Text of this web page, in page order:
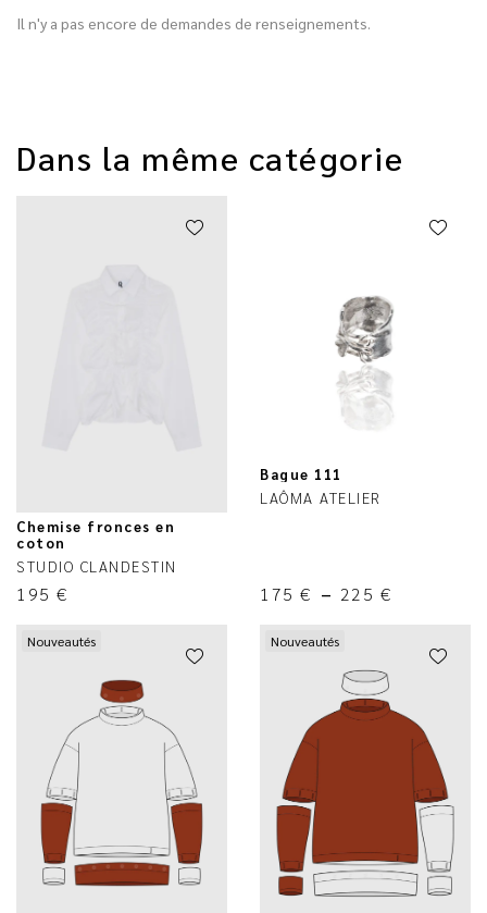
Il n'y a pas encore de demandes de renseignements.
Dans la même catégorie
Chemise fronces en
coton
STUDIO CLANDESTIN
195 €
Bague 111
LAÔMA ATELIER
175 € – 225 €
Nouveautés Nouveautés